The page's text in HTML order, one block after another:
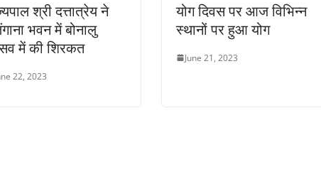
श्री दत्तात्रेय ने
भवन में बोनालु
में की शिरकत
22, 2023
योग दिवस पर आज विभिन्न
स्थानों पर हुआ योग
June 21, 2023